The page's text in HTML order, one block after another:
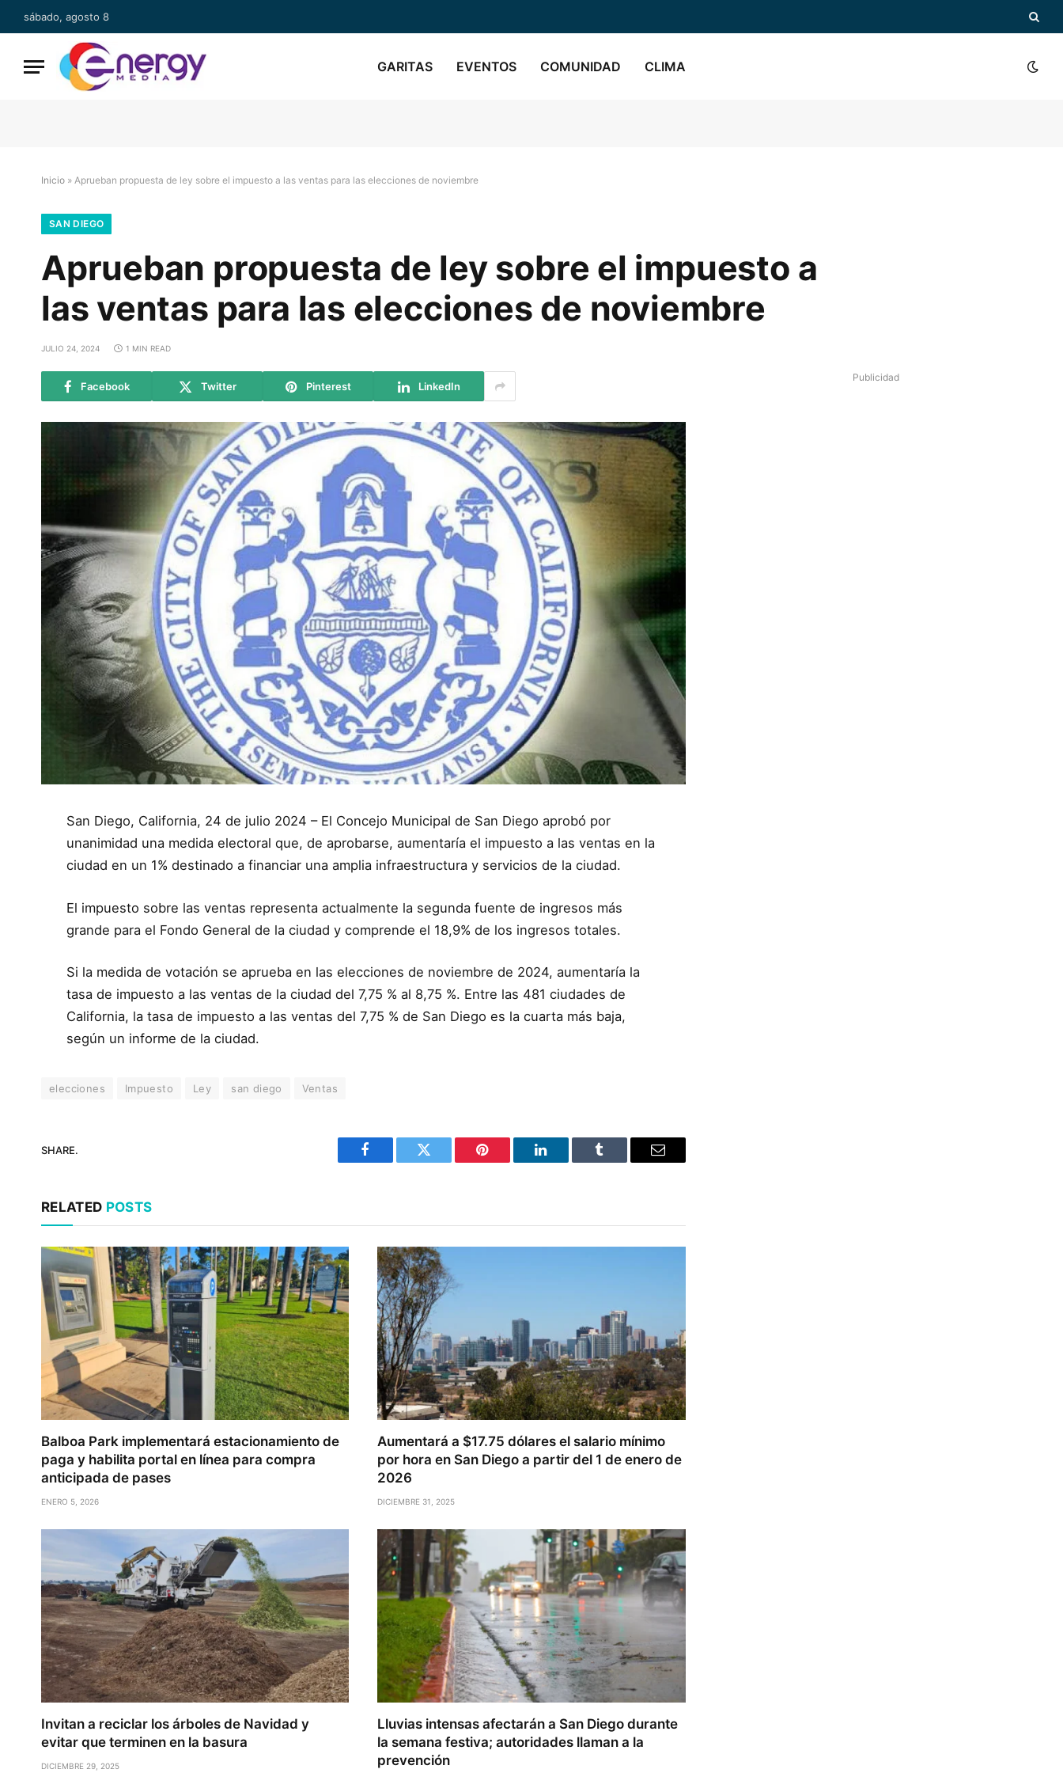
sábado, agosto 8
GARITAS EVENTOS COMUNIDAD CLIMA
Inicio » Aprueban propuesta de ley sobre el impuesto a las ventas para las elecciones de noviembre
SAN DIEGO
Aprueban propuesta de ley sobre el impuesto a
las ventas para las elecciones de noviembre
JULIO 24, 2024 1 MIN READ
Facebook Twitter Pinterest LinkedIn
San Diego, California, 24 de julio 2024 – El Concejo Municipal de San Diego aprobó por
unanimidad una medida electoral que, de aprobarse, aumentaría el impuesto a las ventas en la
ciudad en un 1% destinado a financiar una amplia infraestructura y servicios de la ciudad.
El impuesto sobre las ventas representa actualmente la segunda fuente de ingresos más
grande para el Fondo General de la ciudad y comprende el 18,9% de los ingresos totales.
Si la medida de votación se aprueba en las elecciones de noviembre de 2024, aumentaría la
tasa de impuesto a las ventas de la ciudad del 7,75 % al 8,75 %. Entre las 481 ciudades de
California, la tasa de impuesto a las ventas del 7,75 % de San Diego es la cuarta más baja,
según un informe de la ciudad.
elecciones Impuesto Ley san diego Ventas
SHARE.
Facebook Twitter Pinterest LinkedIn Tumblr Email
RELATED POSTS
Balboa Park implementará estacionamiento de
paga y habilita portal en línea para compra
anticipada de pases
ENERO 5, 2026
Aumentará a $17.75 dólares el salario mínimo
por hora en San Diego a partir del 1 de enero de
2026
DICIEMBRE 31, 2025
Invitan a reciclar los árboles de Navidad y
evitar que terminen en la basura
DICIEMBRE 29, 2025
Lluvias intensas afectarán a San Diego durante
la semana festiva; autoridades llaman a la
prevención
Publicidad